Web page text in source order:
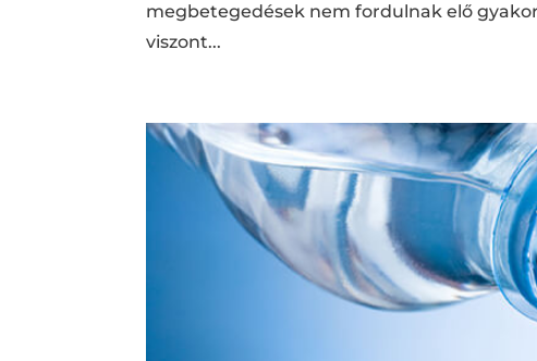
megbetegedések nem fordulnak elő
viszont...